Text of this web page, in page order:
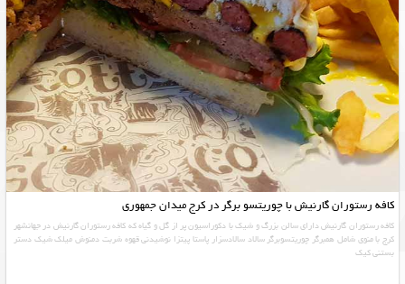
کافه رستوران گارنیش با چوریتسو برگر در کرج میدان جمهوری
کافه رستوران گارنیش دارای سالن بزرگ و شیک با دکوراسیون پر از گل و گیاه که کافه رستوران گارنیش در جهانشهر
کرج با منوی شامل همبرگر چوریتسوبرگر سالاد سالادسزار پاستا پیتزا نوشیدنی قهوه شربت دمنوش میلک شیک دستر
بستنی کیک